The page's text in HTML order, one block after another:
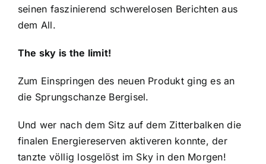
seinen faszinierend schwerelosen Berichten aus
dem All.
The sky is the limit!
Zum Einspringen des neuen Produkt ging es an
die Sprungschanze Bergisel.
Und wer nach dem Sitz auf dem Zitterbalken die
finalen Energiereserven aktiveren konnte, der
tanzte völlig losgelöst im Sky in den Morgen!